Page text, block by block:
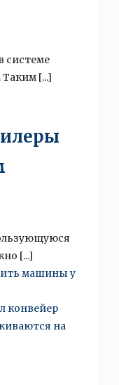
системе
[...]
[...]
машины у
конвейер
на